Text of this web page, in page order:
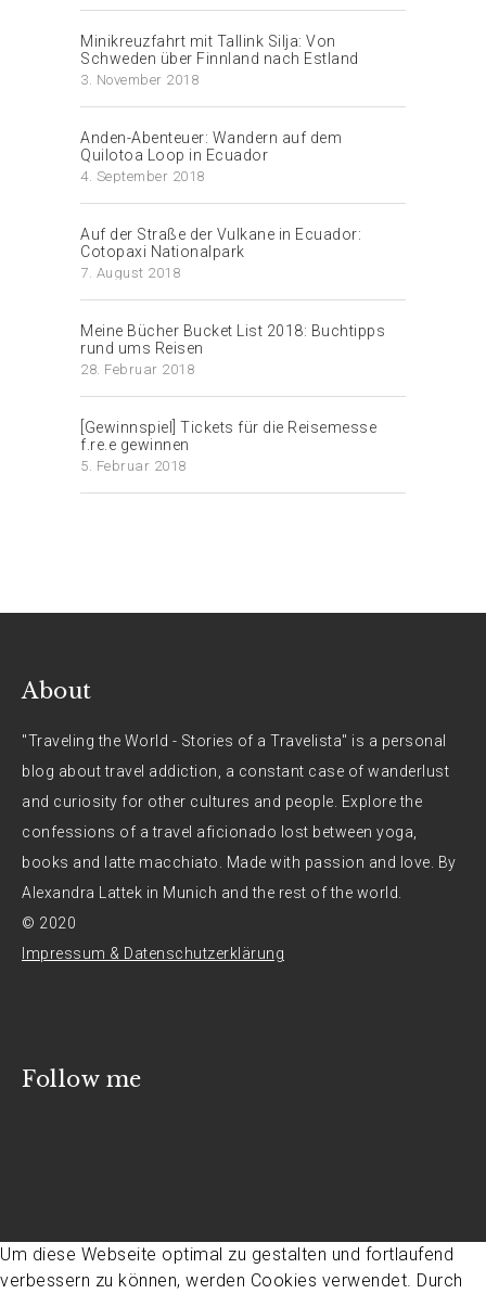
Minikreuzfahrt mit Tallink Silja: Von
Schweden über Finnland nach Estland
3. November 2018
Anden-Abenteuer: Wandern auf dem
Quilotoa Loop in Ecuador
4. September 2018
Auf der Straße der Vulkane in Ecuador:
Cotopaxi Nationalpark
7. August 2018
Meine Bücher Bucket List 2018: Buchtipps
rund ums Reisen
28. Februar 2018
[Gewinnspiel] Tickets für die Reisemesse
f.re.e gewinnen
5. Februar 2018
About
"Traveling the World - Stories of a Travelista" is a personal
blog about travel addiction, a constant case of wanderlust
and curiosity for other cultures and people. Explore the
confessions of a travel aficionado lost between yoga,
books and latte macchiato. Made with passion and love. By
Alexandra Lattek in Munich and the rest of the world.
© 2020
Impressum & Datenschutzerklärung
Follow me
Um diese Webseite optimal zu gestalten und fortlaufend
verbessern zu können, werden Cookies verwendet. Durch